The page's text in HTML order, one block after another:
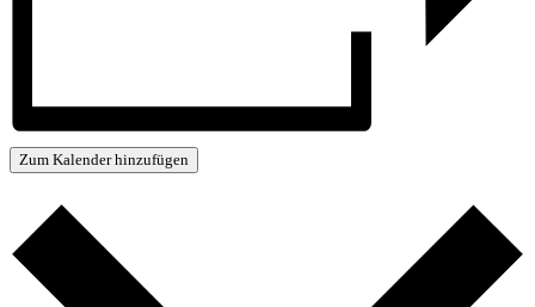
Zum Kalender hinzufügen